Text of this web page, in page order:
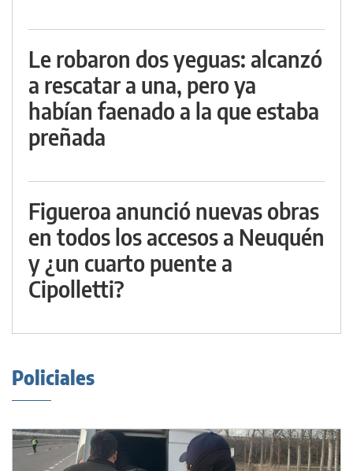
Le robaron dos yeguas: alcanzó
a rescatar a una, pero ya
habían faenado a la que estaba
preñada
Figueroa anunció nuevas obras
en todos los accesos a Neuquén
y ¿un cuarto puente a
Cipolletti?
Policiales